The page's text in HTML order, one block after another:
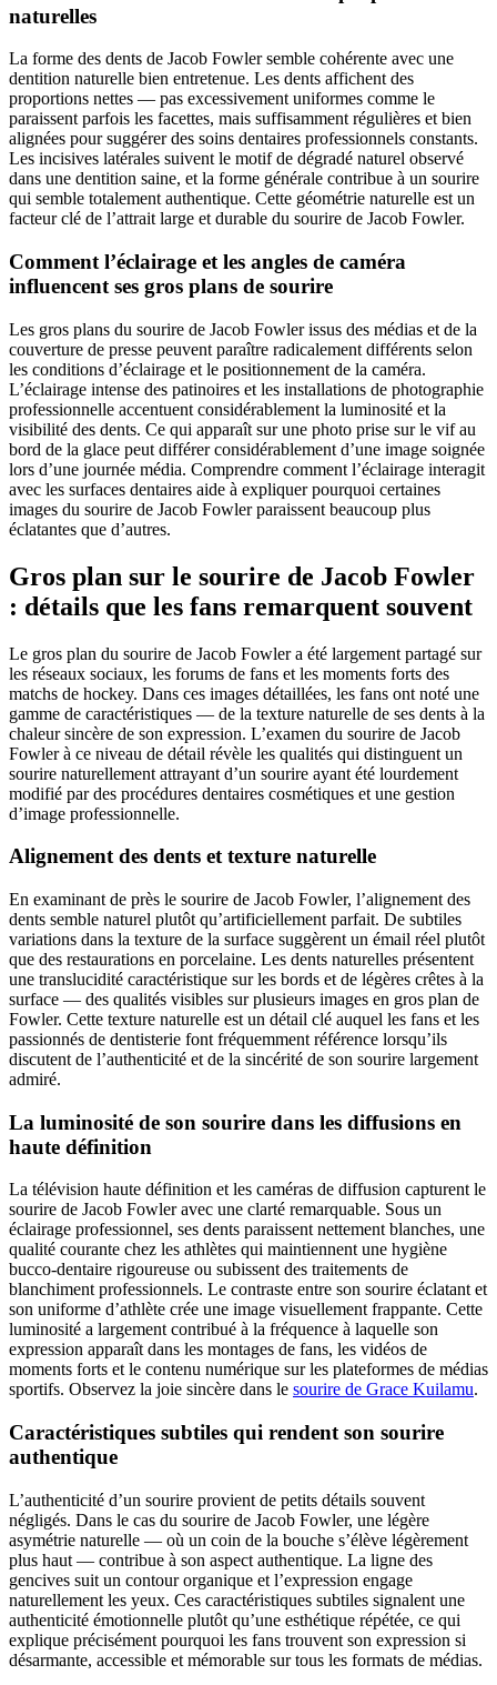
naturelles
La forme des dents de Jacob Fowler semble cohérente avec une
dentition naturelle bien entretenue. Les dents affichent des
proportions nettes — pas excessivement uniformes comme le
paraissent parfois les facettes, mais suffisamment régulières et bien
alignées pour suggérer des soins dentaires professionnels constants.
Les incisives latérales suivent le motif de dégradé naturel observé
dans une dentition saine, et la forme générale contribue à un sourire
qui semble totalement authentique. Cette géométrie naturelle est un
facteur clé de l’attrait large et durable du sourire de Jacob Fowler.
Comment l’éclairage et les angles de caméra
influencent ses gros plans de sourire
Les gros plans du sourire de Jacob Fowler issus des médias et de la
couverture de presse peuvent paraître radicalement différents selon
les conditions d’éclairage et le positionnement de la caméra.
L’éclairage intense des patinoires et les installations de photographie
professionnelle accentuent considérablement la luminosité et la
visibilité des dents. Ce qui apparaît sur une photo prise sur le vif au
bord de la glace peut différer considérablement d’une image soignée
lors d’une journée média. Comprendre comment l’éclairage interagit
avec les surfaces dentaires aide à expliquer pourquoi certaines
images du sourire de Jacob Fowler paraissent beaucoup plus
éclatantes que d’autres.
Gros plan sur le sourire de Jacob Fowler
: détails que les fans remarquent souvent
Le gros plan du sourire de Jacob Fowler a été largement partagé sur
les réseaux sociaux, les forums de fans et les moments forts des
matchs de hockey. Dans ces images détaillées, les fans ont noté une
gamme de caractéristiques — de la texture naturelle de ses dents à la
chaleur sincère de son expression. L’examen du sourire de Jacob
Fowler à ce niveau de détail révèle les qualités qui distinguent un
sourire naturellement attrayant d’un sourire ayant été lourdement
modifié par des procédures dentaires cosmétiques et une gestion
d’image professionnelle.
Alignement des dents et texture naturelle
En examinant de près le sourire de Jacob Fowler, l’alignement des
dents semble naturel plutôt qu’artificiellement parfait. De subtiles
variations dans la texture de la surface suggèrent un émail réel plutôt
que des restaurations en porcelaine. Les dents naturelles présentent
une translucidité caractéristique sur les bords et de légères crêtes à la
surface — des qualités visibles sur plusieurs images en gros plan de
Fowler. Cette texture naturelle est un détail clé auquel les fans et les
passionnés de dentisterie font fréquemment référence lorsqu’ils
discutent de l’authenticité et de la sincérité de son sourire largement
admiré.
La luminosité de son sourire dans les diffusions en
haute définition
La télévision haute définition et les caméras de diffusion capturent le
sourire de Jacob Fowler avec une clarté remarquable. Sous un
éclairage professionnel, ses dents paraissent nettement blanches, une
qualité courante chez les athlètes qui maintiennent une hygiène
bucco-dentaire rigoureuse ou subissent des traitements de
blanchiment professionnels. Le contraste entre son sourire éclatant et
son uniforme d’athlète crée une image visuellement frappante. Cette
luminosité a largement contribué à la fréquence à laquelle son
expression apparaît dans les montages de fans, les vidéos de
moments forts et le contenu numérique sur les plateformes de médias
sportifs. Observez la joie sincère dans le sourire de Grace Kuilamu.
Caractéristiques subtiles qui rendent son sourire
authentique
L’authenticité d’un sourire provient de petits détails souvent
négligés. Dans le cas du sourire de Jacob Fowler, une légère
asymétrie naturelle — où un coin de la bouche s’élève légèrement
plus haut — contribue à son aspect authentique. La ligne des
gencives suit un contour organique et l’expression engage
naturellement les yeux. Ces caractéristiques subtiles signalent une
authenticité émotionnelle plutôt qu’une esthétique répétée, ce qui
explique précisément pourquoi les fans trouvent son expression si
désarmante, accessible et mémorable sur tous les formats de médias.